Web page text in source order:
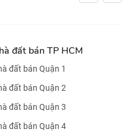
đất bán TP HCM
đất bán Quận 1
đất bán Quận 2
đất bán Quận 3
đất bán Quận 4